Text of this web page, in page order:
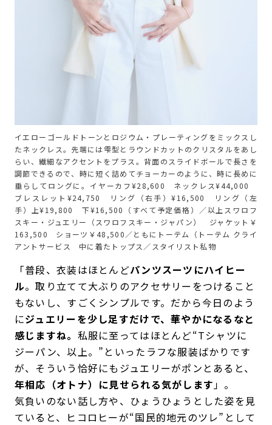
イエローゴールドトーンとロジウム・プレーティングをミックスし
たネックレス。先端には雫型とラウンドカットのクリスタルをあし
らい、繊細なアクセントをプラス。背面のスライドボールで長さを
調節できるので、時に短く詰めてチョーカーのように、時に長めに
垂らしてロングに。イヤーカフ¥28,600 ネックレス¥44,000
ブレスレット¥24,750 リング（右手）¥16,500 リング（左
手）上¥19,800 下¥16,500（すべて予定価格）／以上スワロフ
スキー・ジュエリー（スワロフスキー・ジャパン） ジャケット￥
163,500 ショーツ￥48,500／ともにトーテム（トーテム クライ
アントサービス 中に着たトップス／スタイリスト私物
「普段、衣装はほとんどパンツスーツにハイヒー
ル。取り立てて大ぶりのアクセサリーをつけること
もないし、すごくシンプルです。だから今日のよう
にジュエリーを少し足すだけで、華やかになるなと
感じますね。 私服に至ってはほとんど“Tシャツに
ジーパン、以上。”といったラフな服装ばかりです
が、そういう恰好にもジュエリーがポンとあると、
年相応（オトナ）に見せられる気がします」。
気負いのない話し方や、ひょうひょうとした姿を見
ていると、ヒコロヒーが“国民的地元のツレ”として